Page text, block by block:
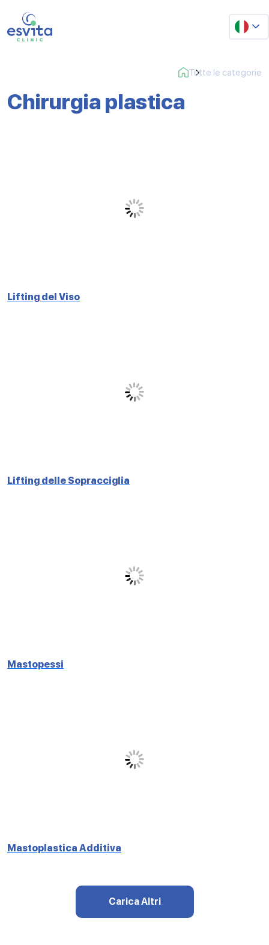
Tutte le categorie
Chirurgia plastica
Lifting del Viso
Lifting delle Sopracciglia
Mastopessi
Mastoplastica Additiva
Carica Altri